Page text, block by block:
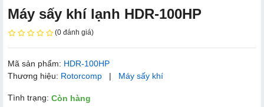
Máy sấy khí lạnh HDR-100HP
(0 đánh giá)
Mã sản phẩm: HDR-100HP
Thương hiệu: Rotorcomp | Máy sấy khí
Tình trạng: Còn hàng